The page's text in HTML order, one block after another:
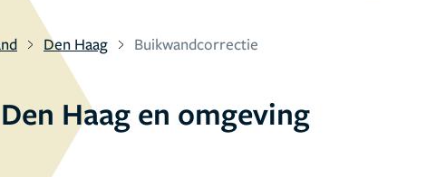
Den Haag Buikwandcorrectie
Haag en omgeving